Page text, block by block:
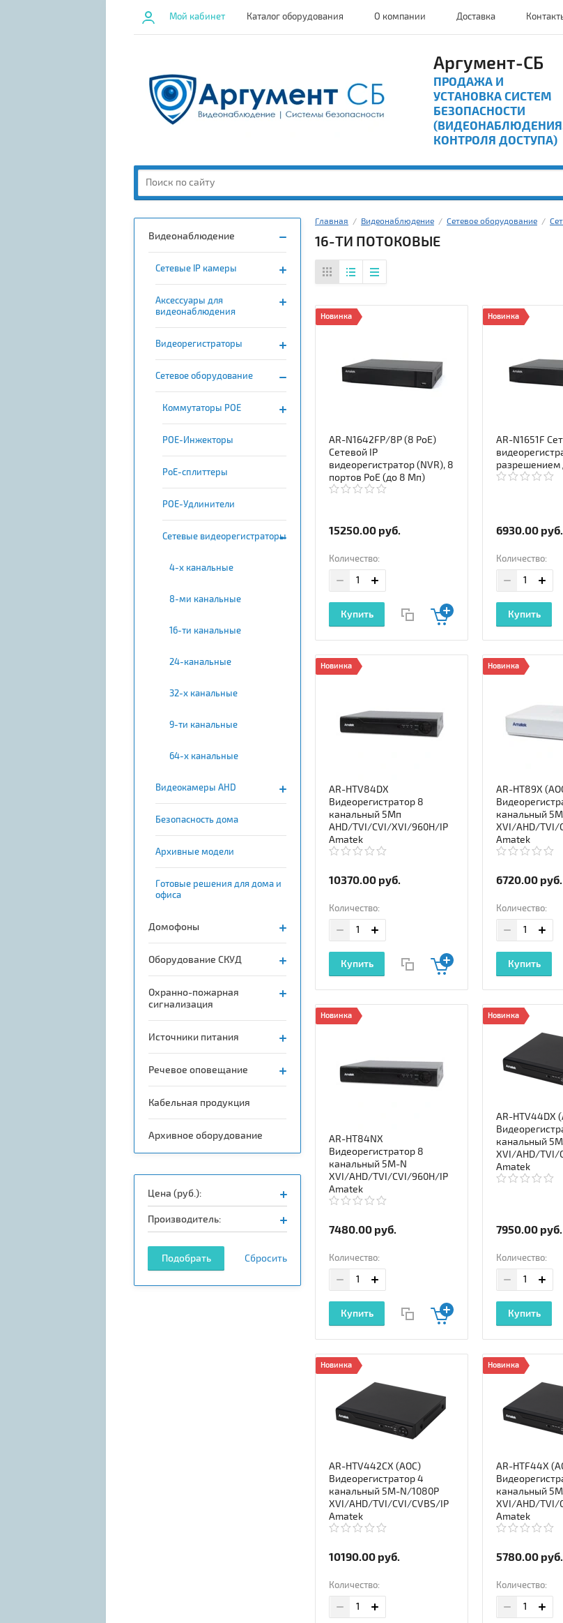
Мой кабинет Каталог оборудования О компании Доставка
Аргумент-СБ
ПРОДАЖА И
УСТАНОВКА СИСТЕМ
БЕЗОПАСНОСТИ
КОНТРОЛЯ ДОСТУПА)
Видеонаблюдение
Сетевые IP камеры
Аксессуары для
видеонаблюдения
Видеорегистраторы
Сетевое оборудование
Коммутаторы POE
POE-Инжекторы
PoE-сплиттеры
POE-Удлинители
Сетевые видеорегистраторы
4-х канальные
8-ми канальные
16-ти канальные
24-канальные
32-х канальные
9-ти канальные
64-х канальные
Видеокамеры AHD
Безопасность дома
Архивные модели
Готовые решения для дома и
офиса
Домофоны
Оборудование СКУД
Охранно-пожарная
сигнализация
Источники питания
Речевое оповещание
Кабельная продукция
Архивное оборудование
Цена (руб.):
Производитель:
Подобрать Сбросить
Главная
  /
Видеонаблюдение
  /
Сетевое оборудование
  /
16-ТИ ПОТОКОВЫЕ
Новинка
AR-N1642FP/8P (8 PoE)
Cетевой IP
видеорегистратор (NVR), 8
портов PoE (до 8 Мп)
15250.00 руб.
Количество:
Купить
Новинка
AR-N1651F
разрешением
6930.00 руб.
Количество:
Купить
Новинка
AR-HTV84DX
Видеорегистратор 8
канальный 5Мп
AHD/TVI/CVI/XVI/960H/IP
Amatek
10370.00 руб.
Количество:
Купить
Новинка
AR-HT89X
канальный
XVI/AHD/TVI/
Amatek
6720.00 руб.
Количество:
Купить
Новинка
AR-HT84NX
Видеорегистратор 8
канальный 5M-N
XVI/AHD/TVI/CVI/960H/IP
Amatek
7480.00 руб.
Количество:
Купить
Новинка
AR-HTV44DX
канальный
XVI/AHD/TVI/
Amatek
7950.00 руб.
Количество:
Купить
Новинка
AR-HTV442CX (AOC)
Видеорегистратор 4
канальный 5M-N/1080P
XVI/AHD/TVI/CVI/CVBS/IP
Amatek
10190.00 руб.
Количество:
Новинка
AR-HTF44X
канальный
XVI/AHD/TVI/
Amatek
5780.00 руб.
Количество: